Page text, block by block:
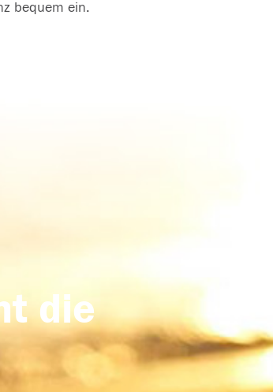
bequem ein.
die